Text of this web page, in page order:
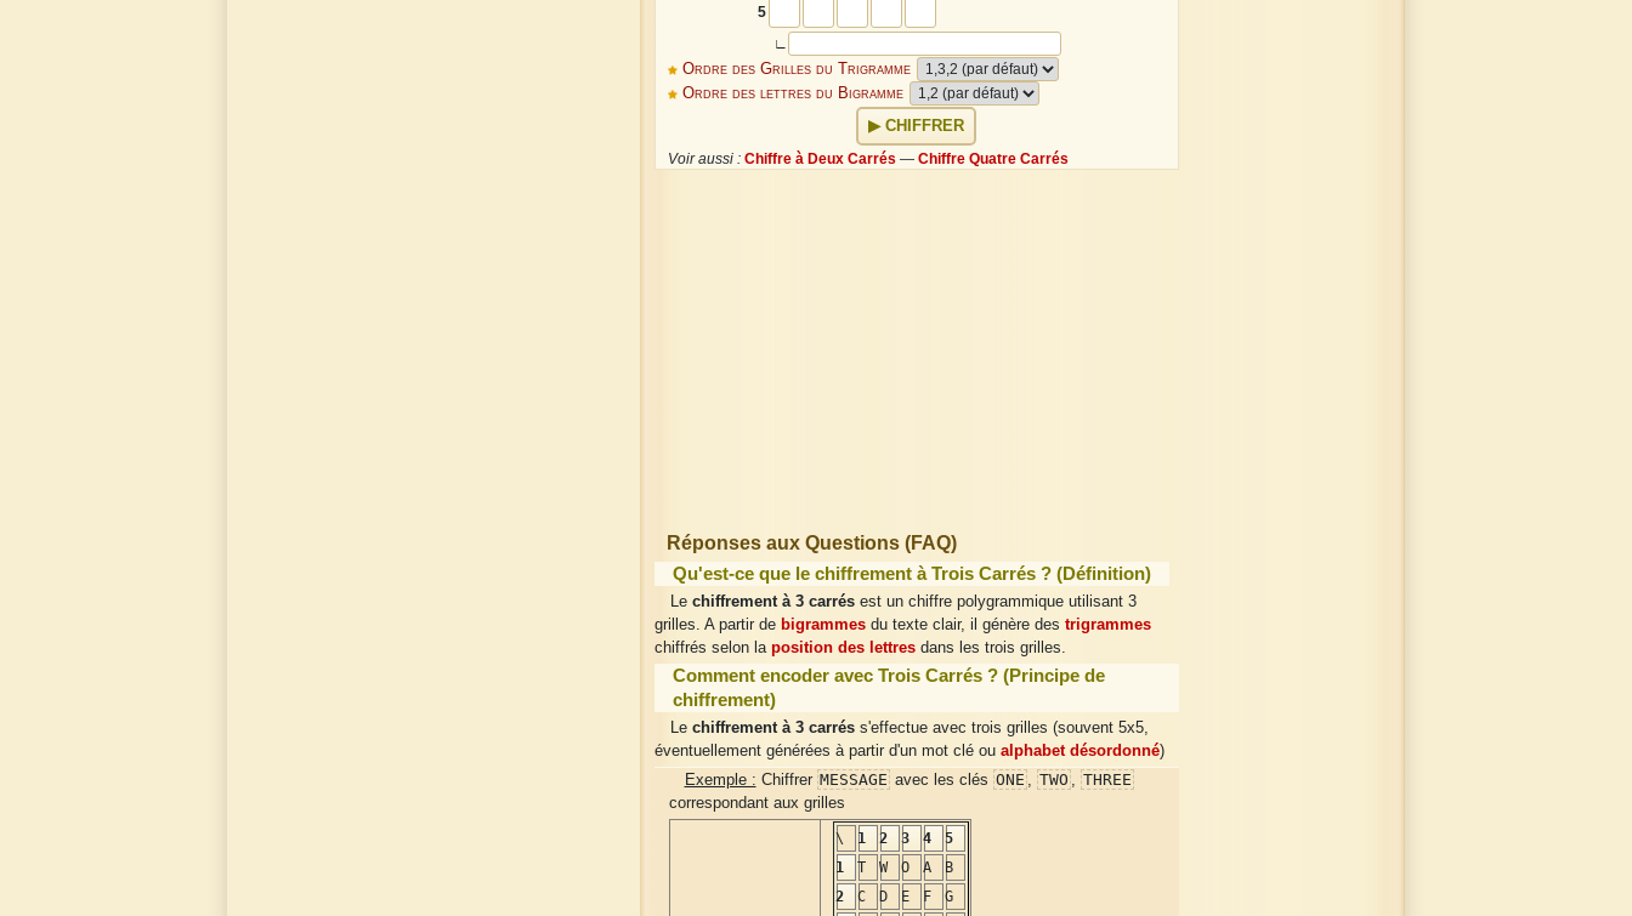
5
∟
Ordre des Grilles du Trigramme
Ordre des lettres du Bigramme
CHIFFRER
Voir aussi : Chiffre à Deux Carrés —Chiffre Quatre Carrés
Réponses aux Questions (FAQ)
Qu'est-ce que le chiffrement à Trois Carrés ? (Définition)
Le chiffrement à 3 carrésest un chiffre polygrammique utilisant 3
grilles. A partir de bigrammes du texte clair, il génère des trigrammes
chiffrés selon la position des lettres dans les trois grilles.
Comment encoder avec Trois Carrés ? (Principe de
chiffrement)
Le chiffrement à 3 carréss'effectue avec trois grilles (souvent 5x5,
éventuellement générées à partir d'un mot clé ou alphabet désordonné)
Exemple : Chiffrer MESSAGEavec les clés ONE, TWO, THREE
correspondant aux grilles
\ 1 2 3 4
5
1
T W O A
B
2
C D E F
G